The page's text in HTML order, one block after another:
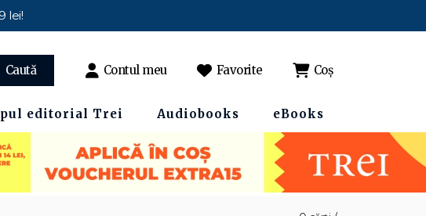
lei!
Caută Contul meu Favorite Coș
editorial Trei Audiobooks eBooks